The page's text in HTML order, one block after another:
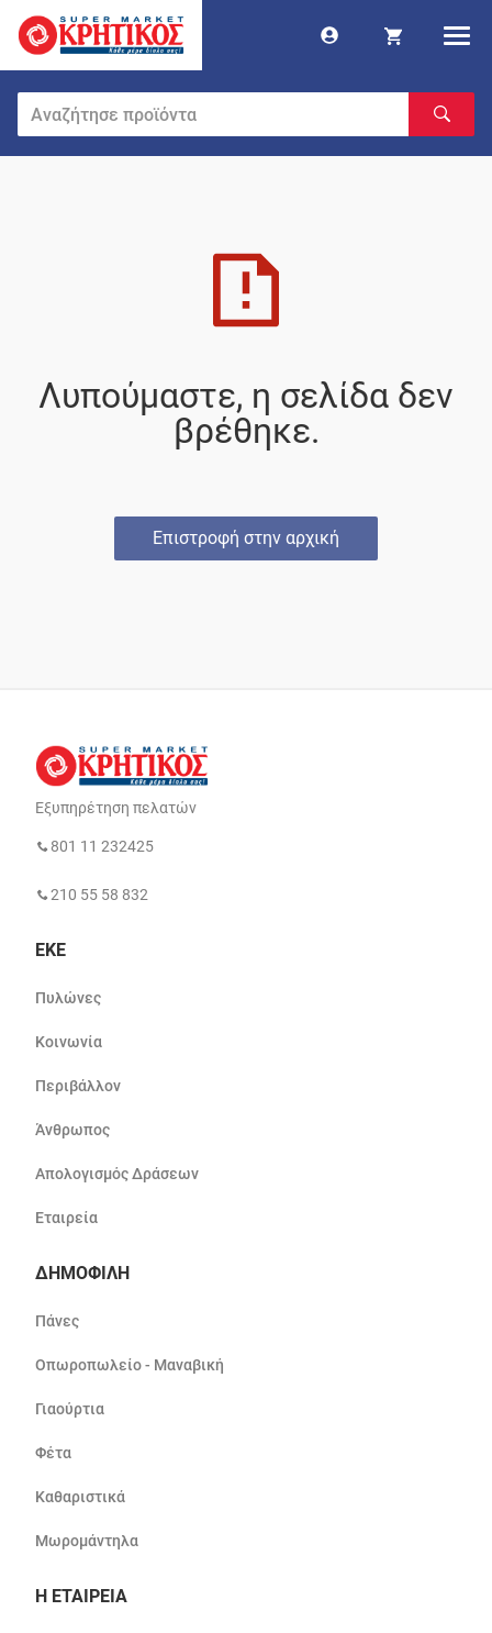
Λυπούμαστε, η σελίδα δεν
βρέθηκε.
Επιστροφή στην αρχική
Εξυπηρέτηση πελατών
801 11 232425
210 55 58 832
ΕΚΕ
Πυλώνες
Κοινωνία
Περιβάλλον
Άνθρωπος
Απολογισμός Δράσεων
Εταιρεία
ΔΗΜΟΦΙΛΗ
Πάνες
Οπωροπωλείο - Μαναβική
Γιαούρτια
Φέτα
Καθαριστικά
Μωρομάντηλα
Η ΕΤΑΙΡΕΙΑ